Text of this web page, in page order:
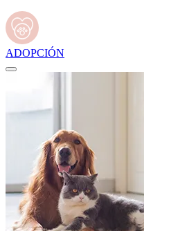
ADOPCIÓN